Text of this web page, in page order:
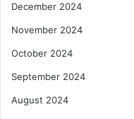
December 2024
November 2024
October 2024
September 2024
August 2024